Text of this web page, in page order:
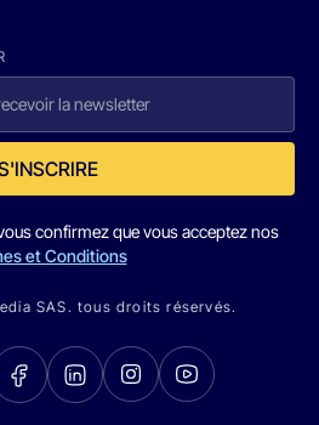
confirmez que vous acceptez nos
et Conditions
SAS. tous droits réservés.